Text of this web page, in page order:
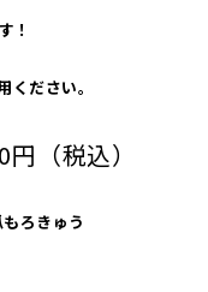
！
ださい。
（税込）
ろきゅう